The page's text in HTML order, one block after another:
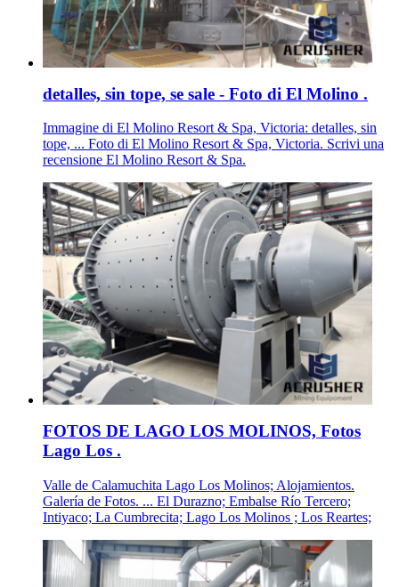
detalles, sin tope, se sale - Foto di El Molino .
Immagine di El Molino Resort & Spa, Victoria: detalles, sin
tope, ... Foto di El Molino Resort & Spa, Victoria. Scrivi una
recensione El Molino Resort & Spa.
FOTOS DE LAGO LOS MOLINOS, Fotos
Lago Los .
Valle de Calamuchita Lago Los Molinos; Alojamientos.
Galería de Fotos. ... El Durazno; Embalse Río Tercero;
Intiyaco; La Cumbrecita; Lago Los Molinos ; Los Reartes;